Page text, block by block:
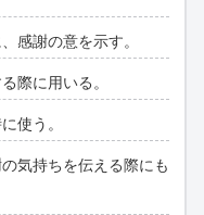
感謝の意を示す。
際に用いる。
使う。
気持ちを伝える際にも